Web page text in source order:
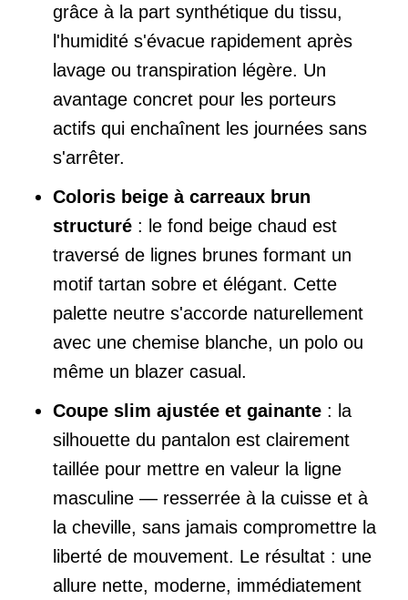
grâce à la part synthétique du tissu,
l'humidité s'évacue rapidement après
lavage ou transpiration légère. Un
avantage concret pour les porteurs
actifs qui enchaînent les journées sans
s'arrêter.
Coloris beige à carreaux brun
structuré : le fond beige chaud est
traversé de lignes brunes formant un
motif tartan sobre et élégant. Cette
palette neutre s'accorde naturellement
avec une chemise blanche, un polo ou
même un blazer casual.
Coupe slim ajustée et gainante : la
silhouette du pantalon est clairement
taillée pour mettre en valeur la ligne
masculine — resserrée à la cuisse et à
la cheville, sans jamais compromettre la
liberté de mouvement. Le résultat : une
allure nette, moderne, immédiatement